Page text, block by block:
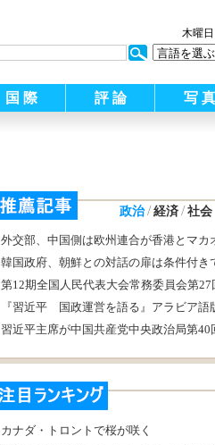
木曜
国 際 評 論 写 真
政治 / 経済 / 社会
外交部、中国側は欧州連合が香港とマカ
事務への干渉を停止するよう要求
韓国政府、朝鮮との対話の扉は条件付き
開放すると述べ
第12期全国人民代表大会常務委員会第27
会議は北京で閉幕
『習近平 国政運営を語る』アラビア語
検討推奨会がアブダビで開催
習近平主席が中国共産党中央政治局第40
定する、金融活動と金融の安全管理を適切
カナダ・トロントで桜が咲く